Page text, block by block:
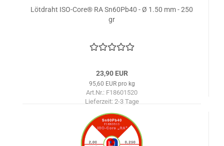
Lötdraht ISO-Core® RA Sn60Pb40 - Ø 1.50 mm - 250
gr
23,90 EUR
95,60 EUR pro kg
Art.Nr.: F18601520
Lieferzeit: 2-3 Tage